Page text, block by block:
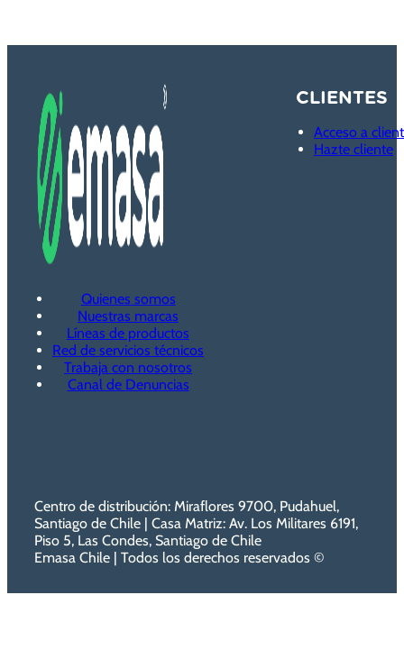
Quienes somos
Nuestras marcas
Líneas de productos
Red de servicios técnicos
Trabaja con nosotros
Canal de Denuncias
CLIENTES
Acceso a
Hazte cliente
Centro de distribución: Miraflores 9700, Pudahuel,
Santiago de Chile | Casa Matriz: Av. Los Militares 6191,
Piso 5, Las Condes, Santiago de Chile
Emasa Chile | Todos los derechos reservados ©